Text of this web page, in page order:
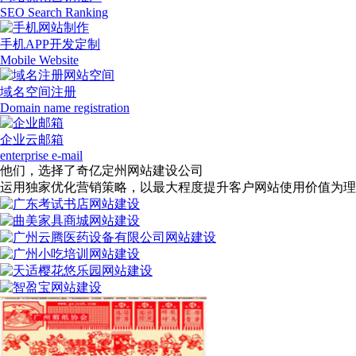
SEO Search Ranking
手机APP开发定制
Mobile Website
域名空间注册
Domain name registration
企业云邮箱
enterprise e-mail
他们，选择了奇亿定州网站建设公司
运用独家优化营销策略，以最大程度提升客户网站使用价值为